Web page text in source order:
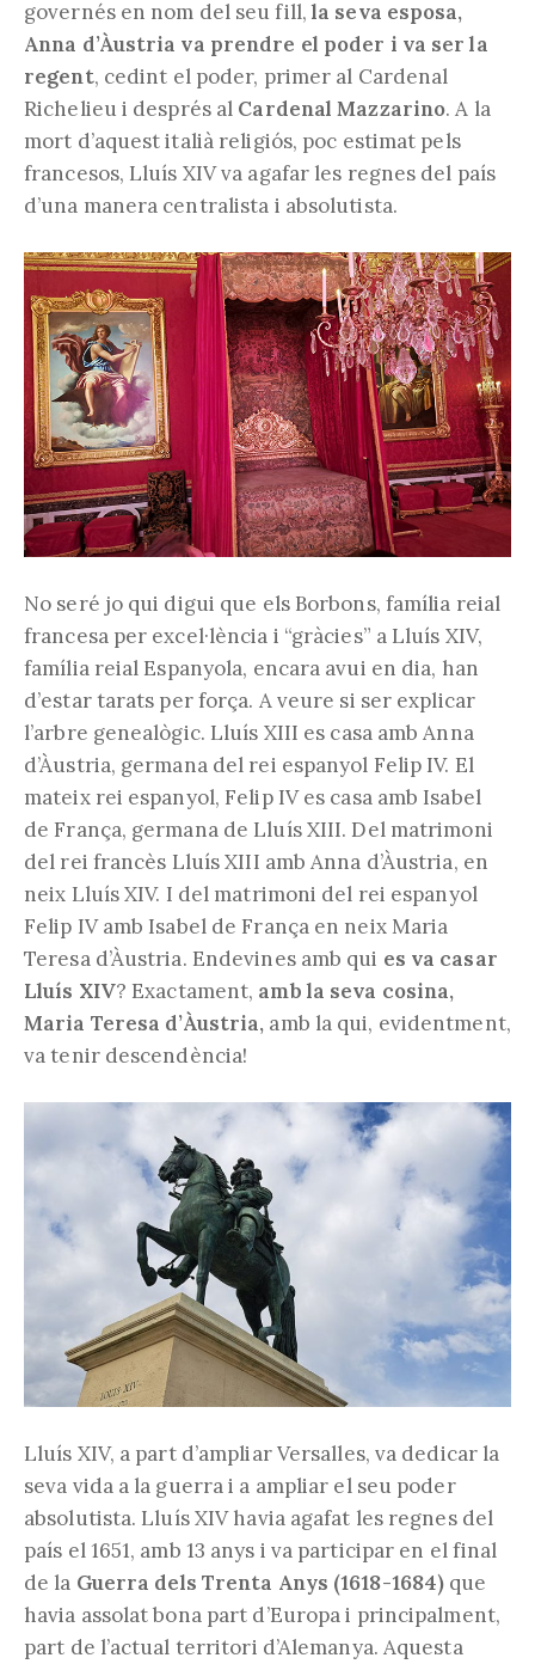
governés en nom del seu fill,la seva esposa,
Anna d’Àustria va prendre el poder i va ser la
regent, cedint el poder, primer al Cardenal
Richelieu i després al Cardenal Mazzarino. A la
mort d’aquest italià religiós, poc estimat pels
francesos, Lluís XIV va agafar les regnes del país
d’una manera centralista i absolutista.
No seré jo qui digui que els Borbons, família reial
francesa per excel·lència i “gràcies” a Lluís XIV,
família reial Espanyola, encara avui en dia, han
d’estar tarats per força. A veure si ser explicar
l’arbre genealògic. Lluís XIII es casa amb Anna
d’Àustria, germana del rei espanyol Felip IV. El
mateix rei espanyol, Felip IV es casa amb Isabel
de França, germana de Lluís XIII. Del matrimoni
del rei francès Lluís XIII amb Anna d’Àustria, en
neix Lluís XIV. I del matrimoni del rei espanyol
Felip IV amb Isabel de França en neix Maria
Teresa d’Àustria. Endevines amb qui es va casar
Lluís XIV? Exactament, amb la seva cosina,
Maria Teresa d’Àustria, amb la qui, evidentment,
va tenir descendència!
Lluís XIV, a part d’ampliar Versalles, va dedicar la
seva vida a la guerra i a ampliar el seu poder
absolutista. Lluís XIV havia agafat les regnes del
país el 1651, amb 13 anys i va participar en el final
de la Guerra dels Trenta Anys (1618-1684) que
havia assolat bona part d’Europa i principalment,
part de l’actual territori d’Alemanya. Aquesta